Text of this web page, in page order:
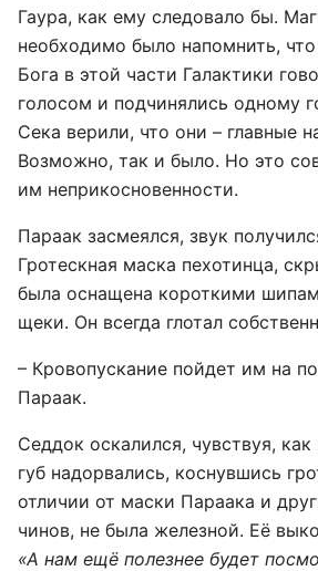
Гаура, как ему следовало бы.
необходимо было напомнить,
Бога в этой части Галактики
голосом и подчинялись одному
Сека верили, что они – главные
Возможно, так и было. Но это
им неприкосновенности.
Параак засмеялся, звук
Гротескная маска пехотинца,
была оснащена короткими
щеки. Он всегда глотал
– Кровопускание пойдет им на
Параак.
Седдок оскалился, чувствуя,
губ надорвались, коснувшись
отличии от маски Параака и
чинов, не была железной. Её
«А нам ещё полезнее будет